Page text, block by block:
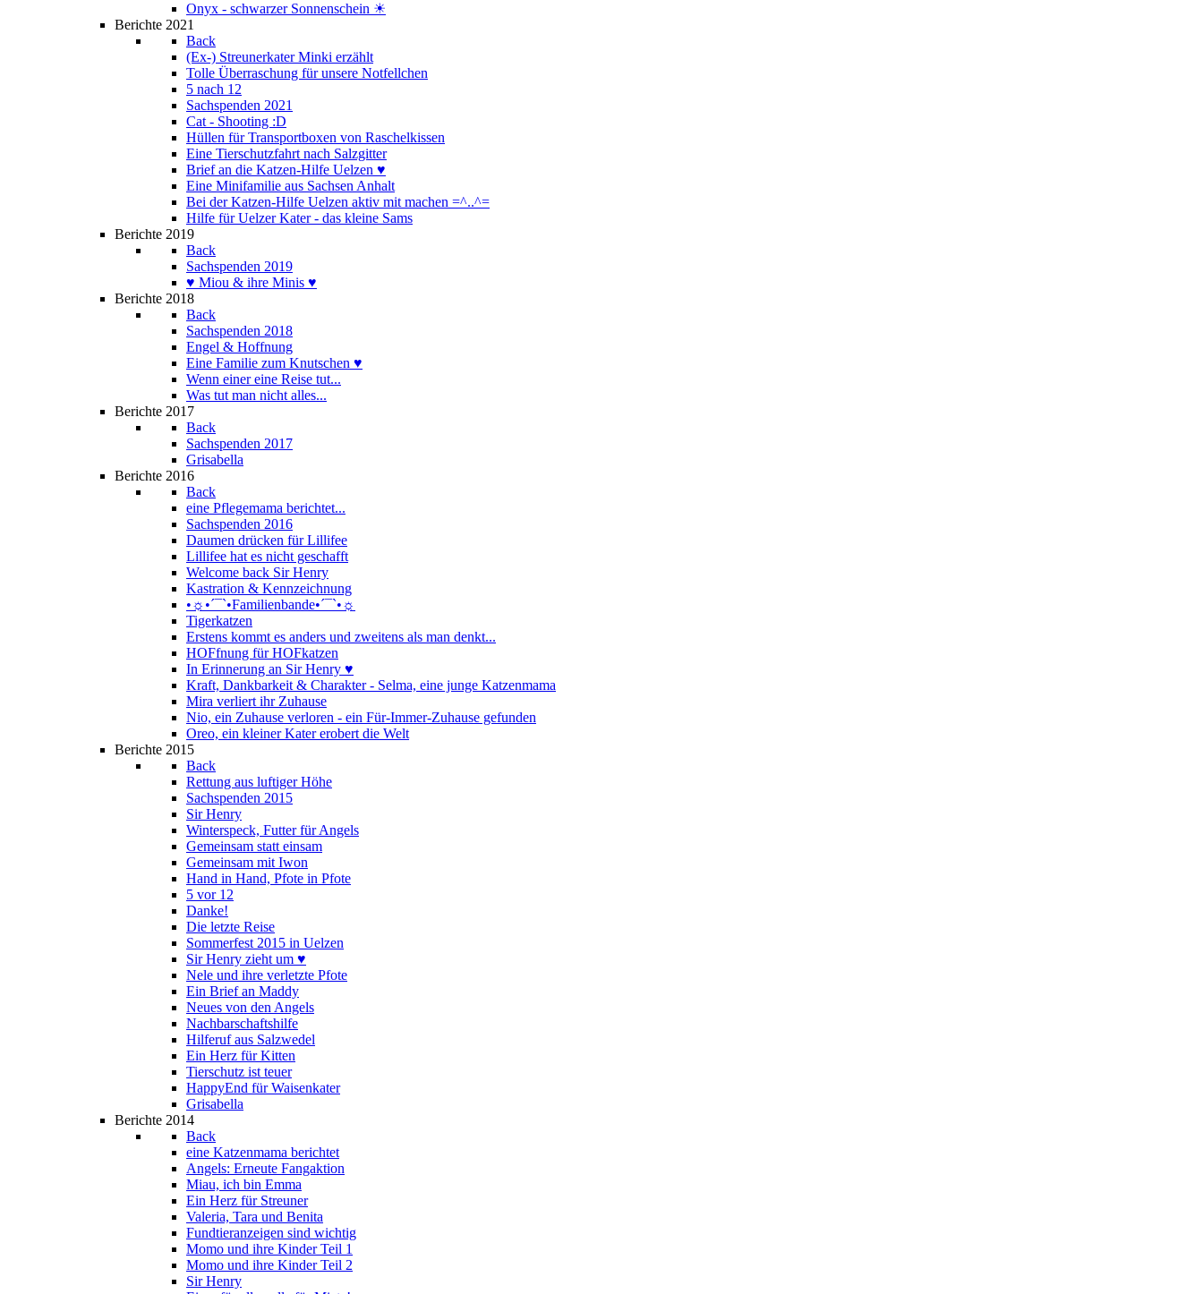
Onyx - schwarzer Sonnenschein ☀
Berichte 2021
Back
(Ex-) Streunerkater Minki erzählt
Tolle Überraschung für unsere Notfellchen
5 nach 12
Sachspenden 2021
Cat - Shooting :D
Hüllen für Transportboxen von Raschelkissen
Eine Tierschutzfahrt nach Salzgitter
Brief an die Katzen-Hilfe Uelzen ♥
Eine Minifamilie aus Sachsen Anhalt
Bei der Katzen-Hilfe Uelzen aktiv mit machen =^..^=
Hilfe für Uelzer Kater - das kleine Sams
Berichte 2019
Back
Sachspenden 2019
♥ Miou & ihre Minis ♥
Berichte 2018
Back
Sachspenden 2018
Engel & Hoffnung
Eine Familie zum Knutschen ♥
Wenn einer eine Reise tut...
Was tut man nicht alles...
Berichte 2017
Back
Sachspenden 2017
Grisabella
Berichte 2016
Back
eine Pflegemama berichtet...
Sachspenden 2016
Daumen drücken für Lillifee
Lillifee hat es nicht geschafft
Welcome back Sir Henry
Kastration & Kennzeichnung
•☼•´¯`•Familienbande•´¯`•☼
Tigerkatzen
Erstens kommt es anders und zweitens als man denkt...
HOFfnung für HOFkatzen
In Erinnerung an Sir Henry ♥
Kraft, Dankbarkeit & Charakter - Selma, eine junge Katzenmama
Mira verliert ihr Zuhause
Nio, ein Zuhause verloren - ein Für-Immer-Zuhause gefunden
Oreo, ein kleiner Kater erobert die Welt
Berichte 2015
Back
Rettung aus luftiger Höhe
Sachspenden 2015
Sir Henry
Winterspeck, Futter für Angels
Gemeinsam statt einsam
Gemeinsam mit Iwon
Hand in Hand, Pfote in Pfote
5 vor 12
Danke!
Die letzte Reise
Sommerfest 2015 in Uelzen
Sir Henry zieht um ♥
Nele und ihre verletzte Pfote
Ein Brief an Maddy
Neues von den Angels
Nachbarschaftshilfe
Hilferuf aus Salzwedel
Ein Herz für Kitten
Tierschutz ist teuer
HappyEnd für Waisenkater
Grisabella
Berichte 2014
Back
eine Katzenmama berichtet
Angels: Erneute Fangaktion
Miau, ich bin Emma
Ein Herz für Streuner
Valeria, Tara und Benita
Fundtieranzeigen sind wichtig
Momo und ihre Kinder Teil 1
Momo und ihre Kinder Teil 2
Sir Henry